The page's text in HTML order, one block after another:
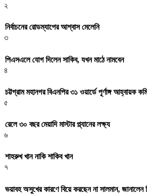
২
নির্বাচনের রোডম্যাপের আশ্বাস মেলেনি
৩
পিএসএলে যোগ দিলেন সাকিব, যখন মাঠে নামবেন
৪
চট্টগ্রাম মহানগর বিএনপির ৩১ ওয়ার্ডে পূর্ণাঙ্গ আহ্বায়ক
৫
রেলে ৩০ বছর মেয়াদি মাস্টার প্ল্যানের লক্ষ্য
৬
শাহরুখ খান নাকি শাকিব খান
৭
ভয়াবহ অসুখের কারণে বিয়ে করছেন না সালমান, জানালেন